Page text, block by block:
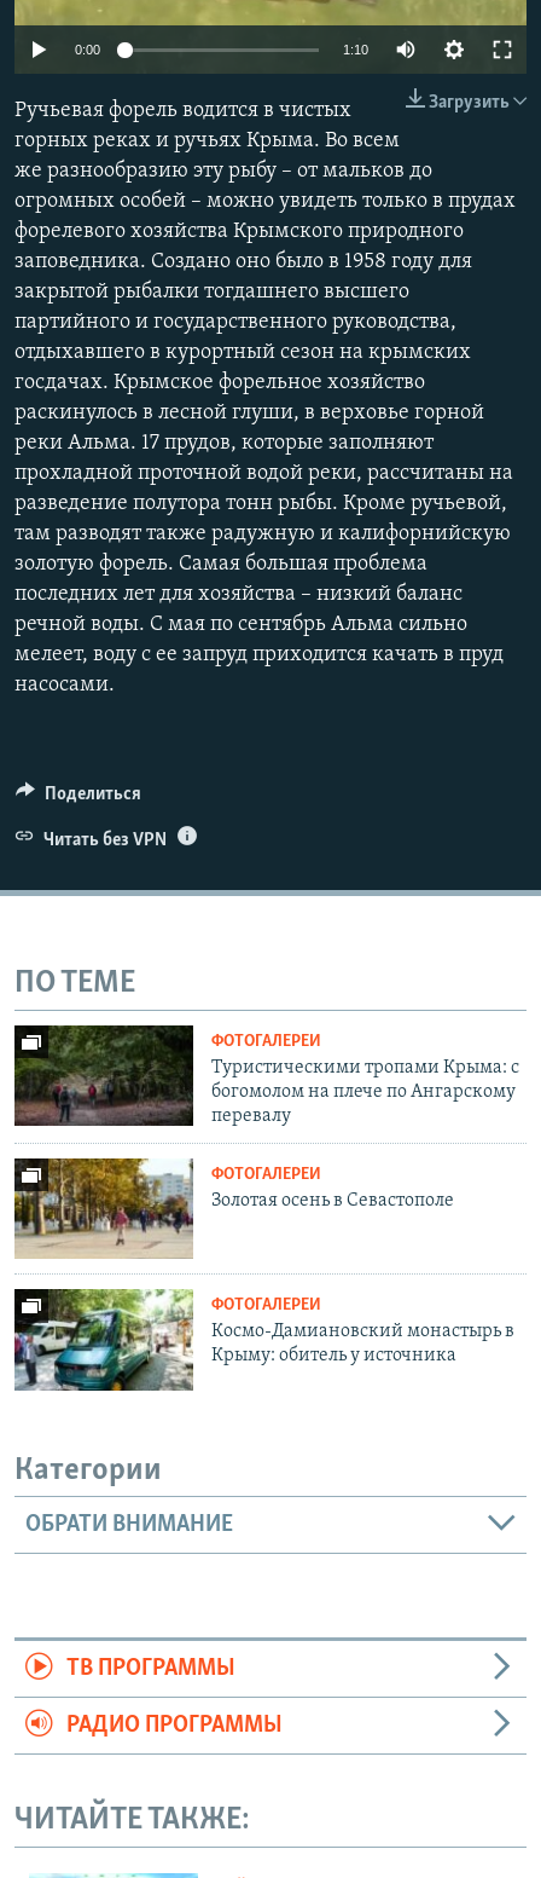
ПОБЕДИТЕЛЕЙ НЕ СУДЯТ?
ELIFBE
УКРАИНСКАЯ ПРОБЛЕМА КРЫМА
Все сайты RFE/RL
0:00 1:10
Загрузить
Ручьевая форель водится в чистых
горных реках и ручьях Крыма. Во всем
же разнообразию эту рыбу – от мальков до
огромных особей – можно увидеть только в прудах
форелевого хозяйства Крымского природного
заповедника. Создано оно было в 1958 году для
закрытой рыбалки тогдашнего высшего
партийного и государственного руководства,
отдыхавшего в курортный сезон на крымских
госдачах. Крымское форельное хозяйство
раскинулось в лесной глуши, в верховье горной
реки Альма. 17 прудов, которые заполняют
прохладной проточной водой реки, рассчитаны на
разведение полутора тонн рыбы. Кроме ручьевой,
там разводят также радужную и калифорнийскую
золотую форель. Самая большая проблема
последних лет для хозяйства – низкий баланс
речной воды. С мая по сентябрь Альма сильно
мелеет, воду с ее запруд приходится качать в пруд
насосами.
Поделиться
Читать без VPN
ПО ТЕМЕ
ФОТОГАЛЕРЕИ
Туристическими тропами Крыма: с
богомолом на плече по Ангарскому
перевалу
ФОТОГАЛЕРЕИ
Золотая осень в Севастополе
ФОТОГАЛЕРЕИ
Космо-Дамиановский монастырь в
Крыму: обитель у источника
Категории
ОБРАТИ ВНИМАНИЕ
ТВ ПРОГРАММЫ
РАДИО ПРОГРАММЫ
ЧИТАЙТЕ ТАКЖЕ: